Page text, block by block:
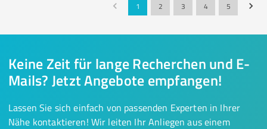
1 2 3 4 5
Keine Zeit für lange Recherchen und E-
Mails? Jetzt Angebote empfangen!
Lassen Sie sich einfach von passenden Experten in Ihrer
Nähe kontaktieren! Wir leiten Ihr Anliegen aus einem